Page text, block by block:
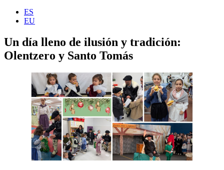
ES
EU
Un día lleno de ilusión y tradición:
Olentzero y Santo Tomás